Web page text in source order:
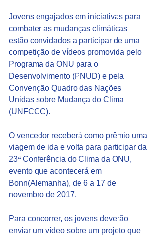
Jovens engajados em iniciativas para
combater as mudanças climáticas
estão convidados a participar de uma
competição de vídeos promovida pelo
Programa da ONU para o
Desenvolvimento (PNUD) e pela
Convenção Quadro das Nações
Unidas sobre Mudança do Clima
(UNFCCC).
O vencedor receberá como prêmio uma
viagem de ida e volta para participar da
23ª Conferência do Clima da ONU,
evento que acontecerá em
Bonn(Alemanha), de 6 a 17 de
novembro de 2017.
Para concorrer, os jovens deverão
enviar um vídeo sobre um projeto que